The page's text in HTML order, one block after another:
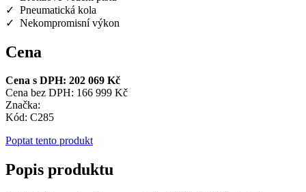
✓ Pneumatická kola
✓ Nekompromisní výkon
Cena
Cena s DPH: 202 069 Kč
Cena bez DPH: 166 999 Kč
Značka:
Kód: C285
Poptat tento produkt
Popis produktu